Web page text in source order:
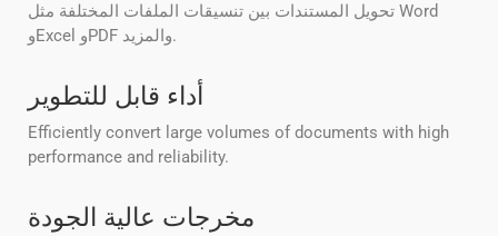
تحويل المستندات بين تنسيقات الملفات المختلفة مثل Word
وExcel وPDF والمزيد.
أداء قابل للتطوير
Efficiently convert large volumes of documents with high
performance and reliability.
مخرجات عالية الجودة